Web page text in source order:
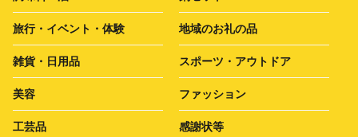
旅行・イベント・体験 地域のお礼の品
雑貨・日用品 スポーツ・アウトドア
美容 ファッション
工芸品 感謝状等